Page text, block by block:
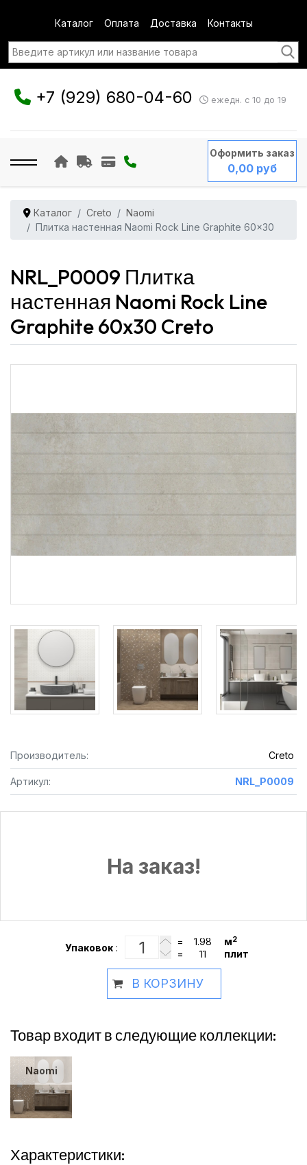
Каталог Оплата Доставка Контакты
+7 (929) 680-04-60 ежедн. с 10 до 19
Оформить заказ
0,00 руб
Каталог Creto
Naomi
Плитка настенная Naomi Rock Line Graphite 60x30
NRL_P0009 Плитка
настенная Naomi Rock Line
Graphite 60x30 Creto
Производитель: Creto
Артикул: NRL_P0009
На заказ!
Упаковок :
= м2
= плит
В КОРЗИНУ
Товар входит в следующие коллекции:
Naomi
Характеристики: